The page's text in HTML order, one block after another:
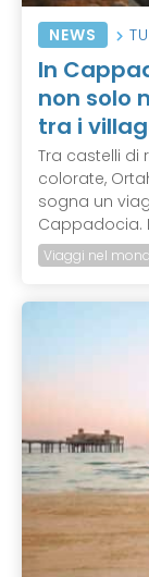
NEWS
In
non solo
tra i
Tra castelli di
colorate,
sogna un
Cappadocia.
Viaggi nel